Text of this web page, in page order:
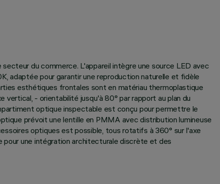
du commerce. L'appareil intègre une source LED avec
adaptée pour garantir une reproduction naturelle et fidèle
esthétiques frontales sont en matériau thermoplastique
- orientabilité jusqu'à 80° par rapport au plan du
optique inspectable est conçu pour permettre le
prévoit une lentille en PMMA avec distribution lumineuse
optiques est possible, tous rotatifs à 360° sur l'axe
pour une intégration architecturale discrète et des